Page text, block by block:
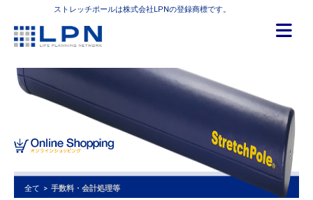
ストレッチポールは株式会社LPNの登録商標です。
全て > 手数料・会計処理等